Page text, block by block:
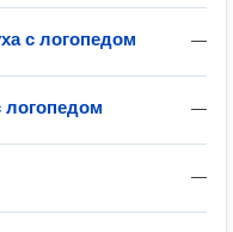
—
с логопедом
—
логопедом
—